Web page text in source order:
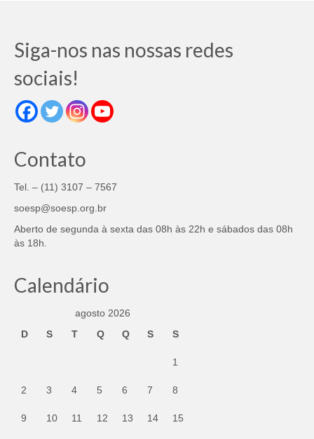
Siga-nos nas nossas redes
sociais!
Contato
Tel. – (11) 3107 – 7567
soesp@soesp.org.br
Aberto de segunda à sexta das 08h às 22h e sábados das 08h
às 18h.
Calendário
agosto 2026
D
S T Q Q S S
1
2 3 4 5 6 7 8
9 10 11 12 13 14 15